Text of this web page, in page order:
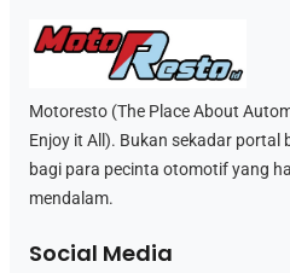
Motoresto (The Place About
Enjoy it All). Bukan sekadar
bagi para pecinta otomotif yang
mendalam.
Social Media